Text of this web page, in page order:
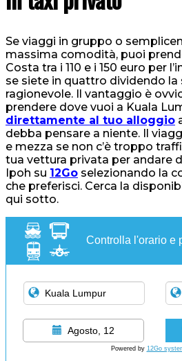
Se viaggi in gruppo o
massima comodità, puoi
Costa tra i 110 e i 150 euro per
se siete in quattro dividendo la
ragionevole. Il vantaggio è
prendere dove vuoi a Kuala
direttamente al tuo alloggio
debba pensare a niente. Il
e mezza se non c’è troppo
tua vettura privata per andare
Ipoh su 12Go selezionando la
che preferisci. Cerca la
qui sotto.
Controlla l'orario e
Agosto, 12
Powered by 12Go